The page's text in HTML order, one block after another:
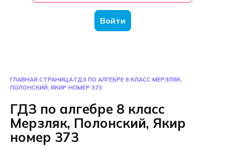
Войти
ГЛАВНАЯ СТРАНИЦА ГДЗ ПО АЛГЕБРЕ 8 КЛАСС МЕРЗЛЯК,
ПОЛОНСКИЙ, ЯКИР НОМЕР 373
ГДЗ по алгебре 8 класс
Мерзляк, Полонский, Якир
номер 373